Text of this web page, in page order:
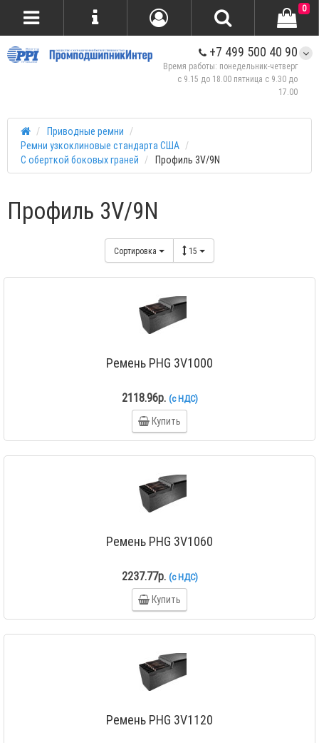
+7 499 500 40 90
Время работы: понедельник-четверг
с 9.15 до 18.00 пятница с 9.30 до
17.00
0
Приводные ремни
Ремни узкоклиновые стандарта США
С оберткой боковых граней
Профиль 3V/9N
Профиль 3V/9N
Сортировка 15
Ремень PHG 3V1000
2118.96р. (с НДС)
Купить
Ремень PHG 3V1060
2237.77р. (с НДС)
Купить
Ремень PHG 3V1120